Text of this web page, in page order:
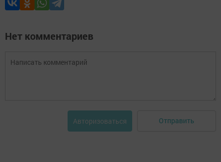
Нет комментариев
Авторизоваться Отправить